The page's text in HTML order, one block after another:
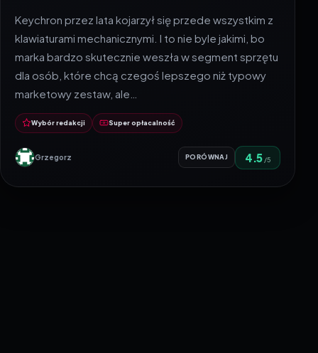
Keychron przez lata kojarzył się przede wszystkim z
klawiaturami mechanicznymi. I to nie byle jakimi, bo
marka bardzo skutecznie weszła w segment sprzętu
dla osób, które chcą czegoś lepszego niż typowy
marketowy zestaw, ale…
Wybór redakcji Super opłacalność
Grzegorz PORÓWNAJ 4.5 /5